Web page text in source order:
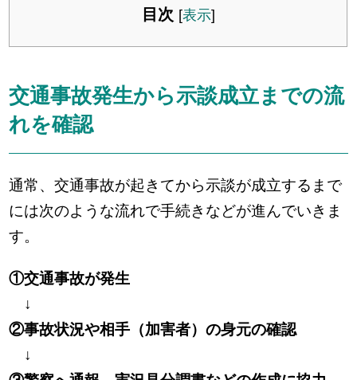
目次 [表示]
交通事故発生から示談成立までの流
れを確認
通常、交通事故が起きてから示談が成立するまで
には次のような流れで手続きなどが進んでいきま
す。
①交通事故が発生
↓
②事故状況や相手（加害者）の身元の確認
↓